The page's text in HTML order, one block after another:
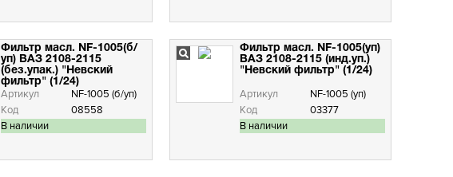
Фильтр масл. NF-1005(б/
уп) ВАЗ 2108-2115
(без.упак.) "Невский
фильтр" (1/24)
Артикул
NF-1005 (б/уп)
Код
08558
В наличии
Фильтр масл. NF-1005(уп)
ВАЗ 2108-2115 (инд.уп.)
"Невский фильтр" (1/24)
Артикул
NF-1005 (уп)
Код
03377
В наличии